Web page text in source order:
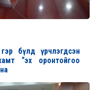
бүлд үрчлэгдсэн
“эх оронтойгоо